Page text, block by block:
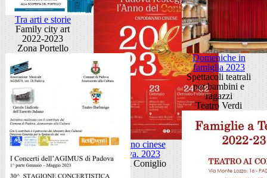
Tra arti e storie
Family city art
2022-2023
Zona Portello
Capodanno cinese
a Padova. 2023
Anno del Coniglio
Domeniche in
famiglia 2023
Spettacoli teatrali
per bambini e
ragazzi
Teatro Verdi